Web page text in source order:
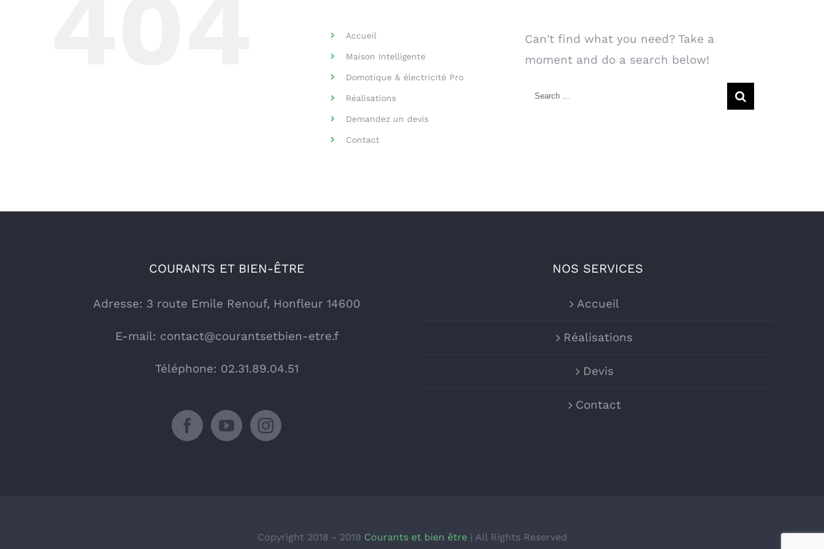
Accueil
Maison Intelligente
Domotique & électricité Pro
Réalisations
Demandez un devis
Contact
Can't find what you need? Take a
moment and do a search below!
Search
COURANTS ET BIEN-ÊTRE
Adresse: 3 route Emile Renouf, Honfleur 14600
E-mail: contact@courantsetbien-etre.f
Téléphone: 02.31.89.04.51
NOS SERVICES
Accueil
Réalisations
Devis
Contact
Copyright 2018 - 2019 Courants et bien être | All Rights Reserved